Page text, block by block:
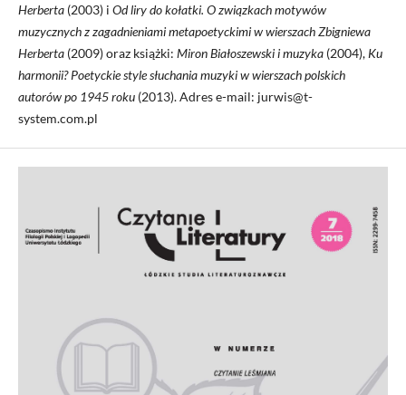
Herberta (2003) i Od liry do kołatki. O związkach motywów
muzycznych z zagadnieniami metapoetyckimi w wierszach Zbigniewa
Herberta (2009) oraz książki: Miron Białoszewski i muzyka (2004), Ku
harmonii? Poetyckie style słuchania muzyki w wierszach polskich
autorów po 1945 roku (2013). Adres e-mail: jurwis@t-
system.com.pl